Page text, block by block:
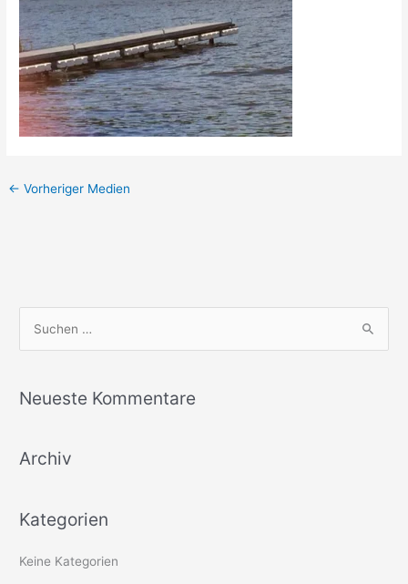
← Vorheriger Medien
h
n
c
h
Neueste Kommentare
Archiv
Kategorien
Keine Kategorien